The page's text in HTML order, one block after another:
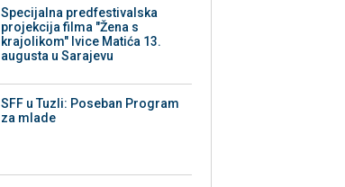
Specijalna predfestivalska
projekcija filma "Žena s
krajolikom" Ivice Matića 13.
augusta u Sarajevu
SFF u Tuzli: Poseban Program
za mlade